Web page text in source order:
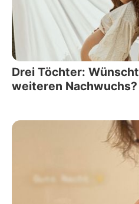
Drei Töchter:
weiteren Nachwuchs?